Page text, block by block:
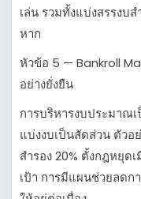
เล่น รวมทั้งแบ่งสรรงบ
หาก
หัวข้อ 5 — Bankroll
อย่างยั่งยืน
การบริหารงบประมาณ
แบ่งงบเป็นสัดส่วน ตัวอ
สำรอง 20% ตั้งกฎหยุด
เป้า การมีแผนช่วยลด